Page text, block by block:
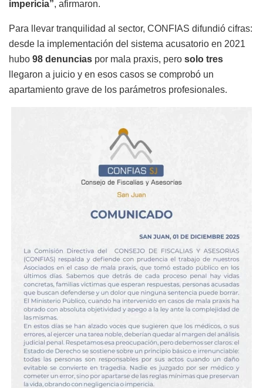
impericia”, afirmaron.
Para llevar tranquilidad al sector, CONFIAS difundió cifras:
desde la implementación del sistema acusatorio en 2021
hubo 98 denuncias por mala praxis, pero solo tres
llegaron a juicio y en esos casos se comprobó un
apartamiento grave de los parámetros profesionales.